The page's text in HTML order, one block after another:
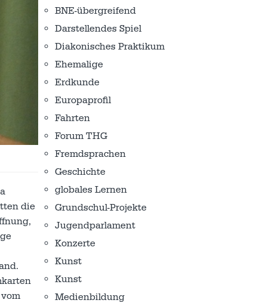
die
BNE-übergreifend
Darstellendes Spiel
Diakonisches Praktikum
Ehemalige
Erdkunde
Europaprofil
Fahrten
Forum THG
Fremdsprachen
Geschichte
globales Lernen
Grundschul-Projekte
Jugendparlament
Konzerte
Kunst
Kunst
Medienbildung